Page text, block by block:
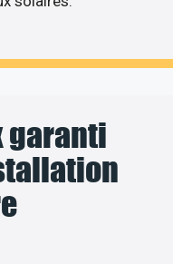
garanti